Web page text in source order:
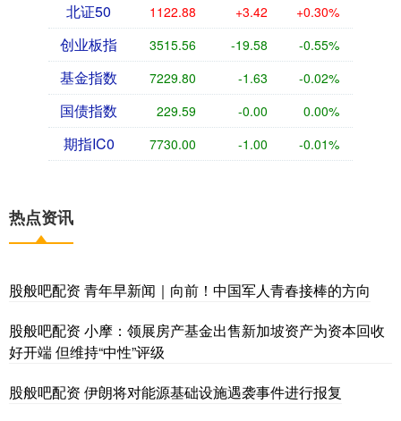
北证50 1122.88 +3.42 +0.30%
创业板指 3515.56 -19.58 -0.55%
基金指数 7229.80 -1.63 -0.02%
国债指数 229.59 -0.00 0.00%
期指IC0 7730.00 -1.00 -0.01%
热点资讯
股般吧配资 青年早新闻｜向前！中国军人青春接棒的方向
股般吧配资 小摩：领展房产基金出售新加坡资产为资本回收
好开端 但维持“中性”评级
股般吧配资 伊朗将对能源基础设施遇袭事件进行报复